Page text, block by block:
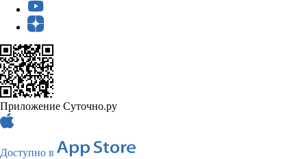
Приложение Суточно.ру
Доступно в